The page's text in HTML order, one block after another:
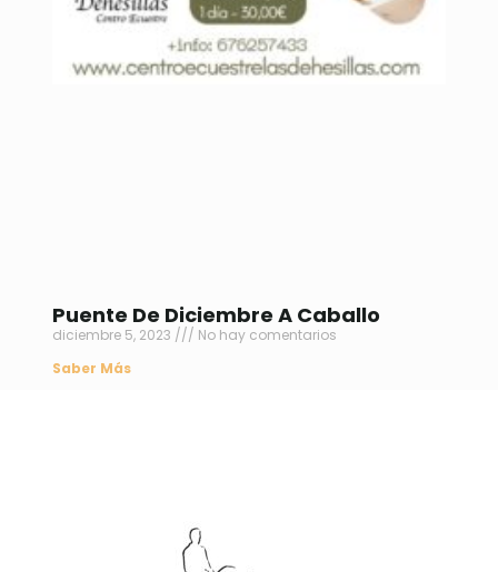
Puente De Diciembre A Caballo
diciembre 5, 2023
No hay comentarios
Saber Más